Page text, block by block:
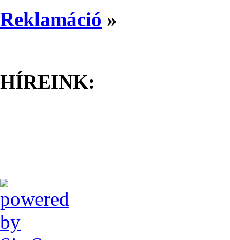
Reklamáció »
HÍREINK: